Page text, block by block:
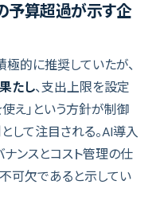
予算超過が示す企
的に推奨していたが、
たし、支出上限を設定
使え」という方針が制御
して注目される。AI導入
ンスとコスト管理の仕
可欠であると示してい